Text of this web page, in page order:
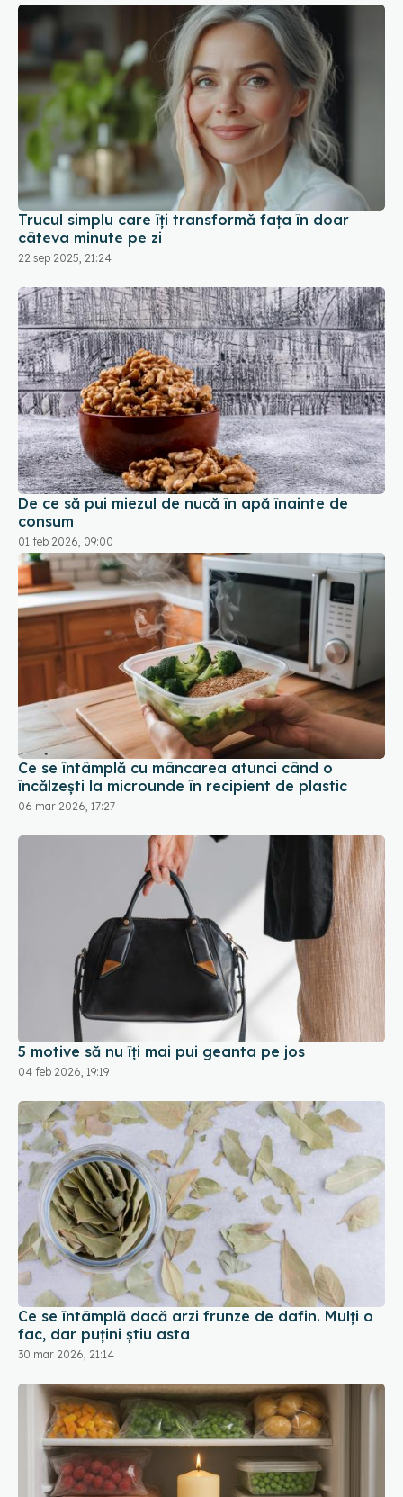
Trucul simplu care îți transformă fața în doar
câteva minute pe zi
22 sep 2025, 21:24
De ce să pui miezul de nucă în apă înainte de
consum
01 feb 2026, 09:00
Ce se întâmplă cu mâncarea atunci când o
încălzești la microunde în recipient de plastic
06 mar 2026, 17:27
5 motive să nu îți mai pui geanta pe jos
04 feb 2026, 19:19
Ce se întâmplă dacă arzi frunze de dafin. Mulți o
fac, dar puțini știu asta
30 mar 2026, 21:14